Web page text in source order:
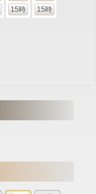
15時
15時